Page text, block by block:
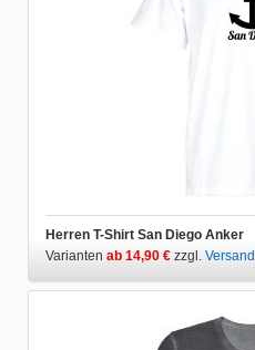
Herren T-Shirt San Diego Anker
Varianten ab 14,90 € zzgl. Versand